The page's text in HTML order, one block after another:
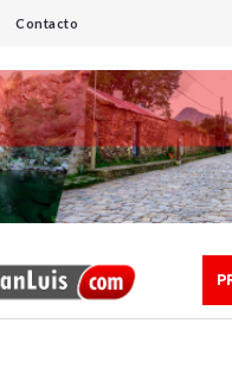
Contacto